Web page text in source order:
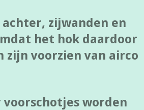
zijwanden en
het hok daardoor
zijn voorzien van airco
worden